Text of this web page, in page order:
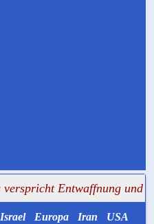
Entwaffnung und ruft
Israel Europa Iran
USA